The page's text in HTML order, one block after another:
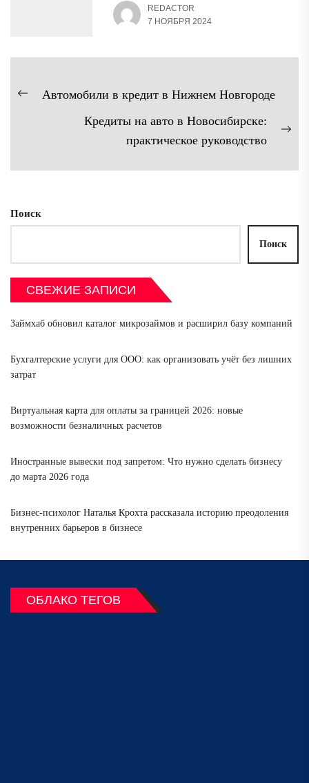
REDACTOR
7 НОЯБРЯ 2024
Навигация
Предыдущая
Автомобили в кредит в Нижнем Новгороде
Кредиты на авто в Новосибирске:
практическое руководство
Поиск
Поиск
СВЕЖИЕ ЗАПИСИ
Займхаб обновил каталог микрозаймов и расширил базу компаний
Бухгалтерские услуги для ООО: как организовать учёт без лишних
затрат
Виртуальная карта для оплаты за границей 2026: новые
возможности безналичных расчетов
Иностранные вывески под запретом: Что нужно сделать бизнесу
до марта 2026 года
Бизнес-психолог Наталья Крохта рассказала историю преодоления
внутренних барьеров в бизнесе
ОБЛАКО ТЕГОВ